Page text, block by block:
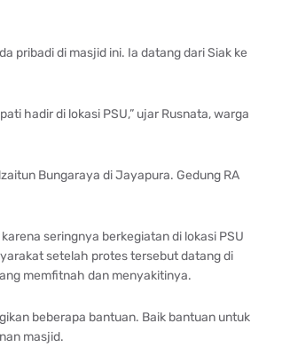
pribadi di masjid ini. Ia datang dari Siak ke
hadir di lokasi PSU,” ujar Rusnata, warga
Bungaraya di Jayapura. Gedung RA
seringnya berkegiatan di lokasi PSU
setelah protes tersebut datang di
memfitnah dan menyakitinya.
beberapa bantuan. Baik bantuan untuk
masjid.